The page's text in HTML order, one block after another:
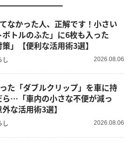
ボトルのふた」に6枚も入った
策」【便利な活用術3選】
し 2026.08.06
ら…「車内の小さな不便が減っ
な活用術3選】
し 2026.08.06